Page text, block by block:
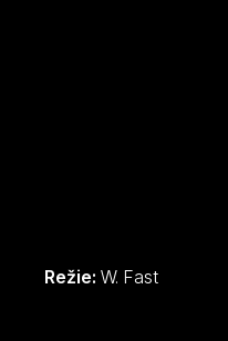
Režie: W. Fast